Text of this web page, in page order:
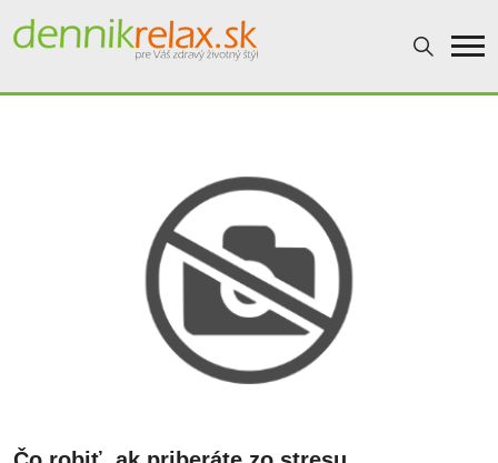
Dennikrelax